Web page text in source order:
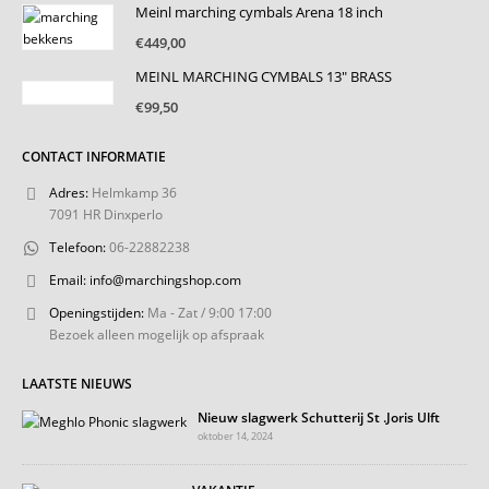
€60,00.€40,00.
Meinl marching cymbals Arena 18 inch
€449,00
MEINL MARCHING CYMBALS 13" BRASS
€99,50
CONTACT INFORMATIE
Adres: Helmkamp 36
7091 HR Dinxperlo
Telefoon:06-22882238
Email: info@marchingshop.com
Openingstijden: Ma - Zat / 9:00 17:00
Bezoek alleen mogelijk op afspraak
LAATSTE NIEUWS
Nieuw slagwerk Schutterij St .Joris Ulft
oktober 14, 2024